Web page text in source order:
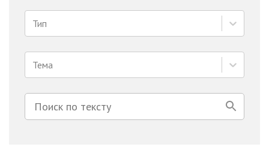
Тип
Тема